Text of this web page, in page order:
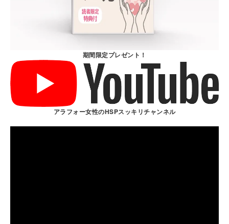
期間限定プレゼント！
アラフォー女性のHSPスッキリチャンネル